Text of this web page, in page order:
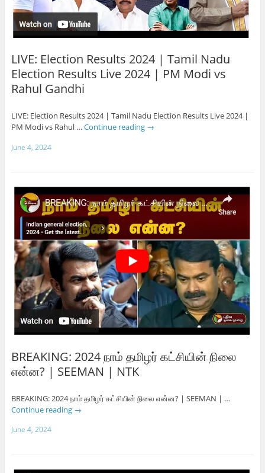
LIVE: Election Results 2024 | Tamil Nadu
Election Results Live 2024 | PM Modi vs
Rahul Gandhi
LIVE: Election Results 2024 | Tamil Nadu Election Results Live 2024 |
PM Modi vs Rahul … Continue reading →
June 4, 2024
BREAKING: 2024 நாம் தமிழர் கட்சியின் நிலை
என்ன? | SEEMAN | NTK
BREAKING: 2024 நாம் தமிழர் கட்சியின் நிலை என்ன? | SEEMAN | …
Continue reading →
June 4, 2024